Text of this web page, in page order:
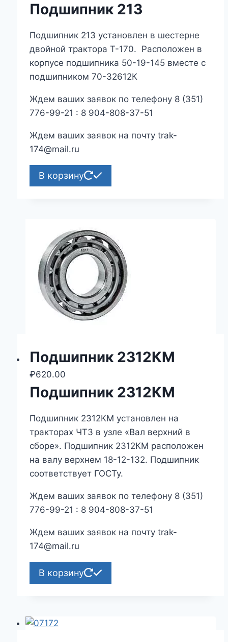
Подшипник 213
Подшипник 213 установлен в шестерне
двойной трактора Т-170. Расположен в
корпусе подшипника 50-19-145 вместе с
подшипником 70-32612К
Ждем ваших заявок по телефону 8 (351)
776-99-21 : 8 904-808-37-51
Ждем ваших заявок на почту trak-
174@mail.ru
В корзину
Подшипник 2312КМ
₽620.00
Подшипник 2312КМ
Подшипник 2312КМ установлен на
тракторах ЧТЗ в узле «Вал верхний в
сборе». Подшипник 2312КМ расположен
на валу верхнем 18-12-132. Подшипник
соответствует ГОСТу.
Ждем ваших заявок по телефону 8 (351)
776-99-21 : 8 904-808-37-51
Ждем ваших заявок на почту trak-
174@mail.ru
В корзину